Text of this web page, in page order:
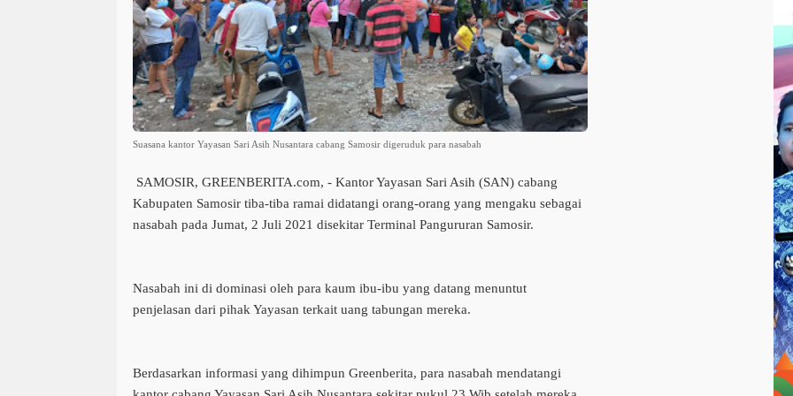
Suasana kantor Yayasan Sari Asih Nusantara cabang Samosir digeruduk para nasabah
SAMOSIR, GREENBERITA.com, - Kantor Yayasan Sari Asih (SAN) cabang
Kabupaten Samosir tiba-tiba ramai didatangi orang-orang yang mengaku sebagai
nasabah pada Jumat, 2 Juli 2021 disekitar Terminal Pangururan Samosir.
Nasabah ini di dominasi oleh para kaum ibu-ibu yang datang menuntut
penjelasan dari pihak Yayasan terkait uang tabungan mereka.
Berdasarkan informasi yang dihimpun Greenberita, para nasabah mendatangi